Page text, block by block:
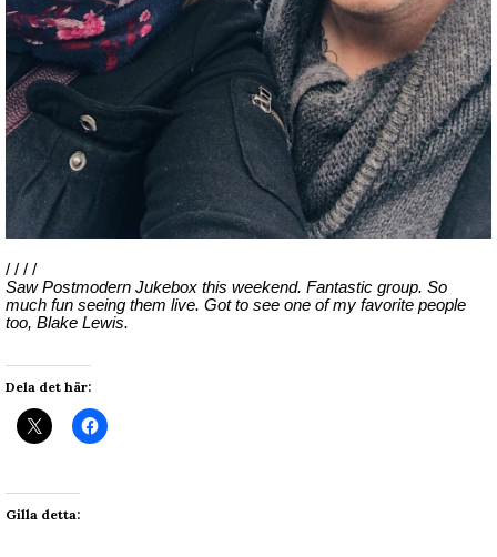
/ / / /
Saw Postmodern Jukebox this weekend. Fantastic group. So
much fun seeing them live. Got to see one of my favorite people
too, Blake Lewis.
Dela det här:
Gilla detta: